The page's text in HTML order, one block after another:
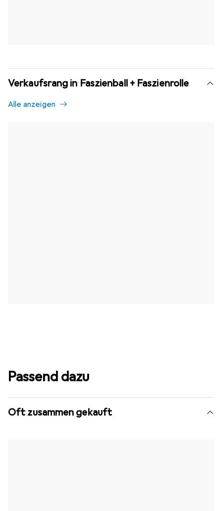
Verkaufsrang in Faszienball + Faszienrolle
Alle anzeigen
Passend dazu
Oft zusammen gekauft